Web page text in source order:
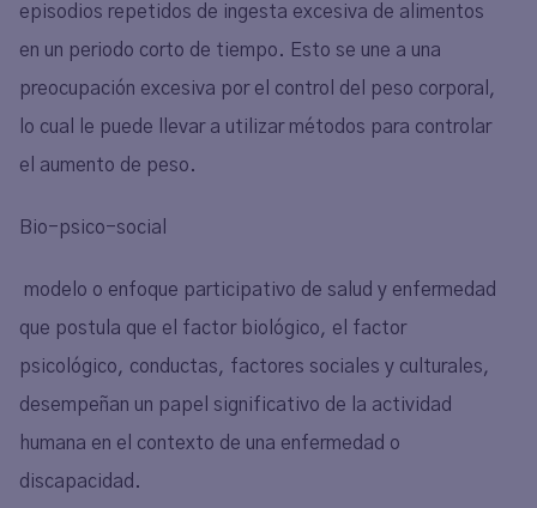
episodios repetidos de ingesta excesiva de alimentos
en un periodo corto de tiempo. Esto se une a una
preocupación excesiva por el control del peso corporal,
lo cual le puede llevar a utilizar métodos para controlar
el aumento de peso.
Bio-psico-social
modelo o enfoque participativo de salud y enfermedad
que postula que el factor biológico, el factor
psicológico, conductas, factores sociales y culturales,
desempeñan un papel significativo de la actividad
humana en el contexto de una enfermedad o
discapacidad.